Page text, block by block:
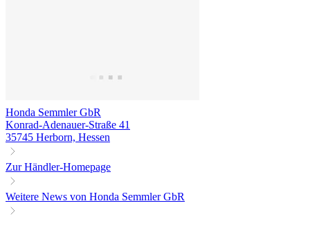
Honda Semmler GbR
Konrad-Adenauer-Straße 41
35745 Herborn, Hessen
Zur Händler-Homepage
Weitere News von Honda Semmler GbR